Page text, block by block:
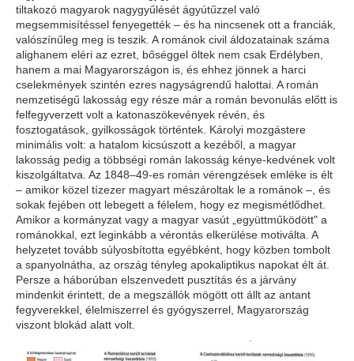
tiltakozó magyarok nagygyűlését ágyútűzzel való
megsemmisítéssel fenyegették – és ha nincsenek ott a franciák,
valószínűleg meg is teszik. A románok civil áldozatainak száma
alighanem eléri az ezret, bőséggel öltek nem csak Erdélyben,
hanem a mai Magyarországon is, és ehhez jönnek a harci
cselekmények szintén ezres nagyságrendű halottai. A román
nemzetiségű lakosság egy része már a román bevonulás előtt is
felfegyverzett volt a katonaszökevények révén, és
fosztogatások, gyilkosságok történtek. Károlyi mozgástere
minimális volt: a hatalom kicsúszott a kezéből, a magyar
lakosság pedig a többségi román lakosság kénye-kedvének volt
kiszolgáltatva. Az 1848–49-es román vérengzések emléke is élt
– amikor közel tízezer magyart mészároltak le a románok –, és
sokak fejében ott lebegett a félelem, hogy ez megismétlődhet.
Amikor a kormányzat vagy a magyar vasút „együttműködött" a
románokkal, ezt leginkább a vérontás elkerülése motiválta. A
helyzetet tovább súlyosbította egyébként, hogy közben tombolt
a spanyolnátha, az ország tényleg apokaliptikus napokat élt át.
Persze a háborúban elszenvedett pusztítás és a járvány
mindenkit érintett, de a megszállók mögött ott állt az antant
fegyverekkel, élelmiszerrel és gyógyszerrel, Magyarország
viszont blokád alatt volt.